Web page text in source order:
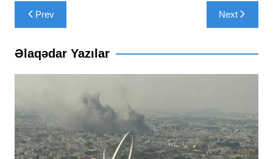
Yazı
naviqasiyası
Prev Next
Əlaqədar Yazılar